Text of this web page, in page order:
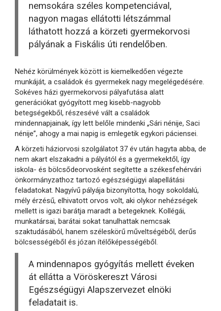
nemsokára széles kompetenciával,
nagyon magas ellátotti létszámmal
láthatott hozzá a körzeti gyermekorvosi
pályának a Fiskális úti rendelőben.
Nehéz körülmények között is kiemelkedően végezte
munkáját, a családok és gyermekek nagy megelégedésére.
Sokéves házi gyermekorvosi pályafutása alatt
generációkat gyógyított meg kisebb-nagyobb
betegségekből, részesévé vált a családok
mindennapjainak, így lett belőle mindenki „Sári nénije, Saci
nénije”, ahogy a mai napig is emlegetik egykori páciensei.
A körzeti háziorvosi szolgálatot 37 év után hagyta abba, de
nem akart elszakadni a pályától és a gyermekektől, így
iskola- és bölcsődeorvosként segítette a székesfehérvári
önkormányzathoz tartozó egészségügyi alapellátási
feladatokat. Nagyívű pályája bizonyította, hogy sokoldalú,
mély érzésű, elhivatott orvos volt, aki olykor nehézségek
mellett is igazi barátja maradt a betegeknek. Kollégái,
munkatársai, barátai sokat tanulhattak nemcsak
szaktudásából, hanem széleskörű műveltségéből, derűs
bölcsességéből és józan ítélőképességéből.
A mindennapos gyógyítás mellett éveken
át ellátta a Vöröskereszt Városi
Egészségügyi Alapszervezet elnöki
feladatait is.